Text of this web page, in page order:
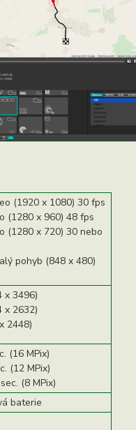
(1920 x 1080) 30 fps
(1280 x 960) 48 fps
(1280 x 720) 30 nebo
pohyb (848 x 480)
x 3496)
x 2632)
2448)
(16 MPix)
(12 MPix)
(8 MPix)
baterie